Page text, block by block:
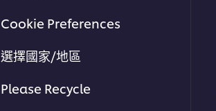
Cookie Preferences
選擇國家/地區
Please Recycle